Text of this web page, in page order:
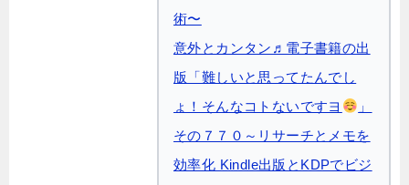
術〜
意外とカンタン♬電子書籍の出
版「難しいと思ってたんでし
ょ！そんなコトないですヨ
」
その７７０～リサーチとメモを
効率化 Kindle出版とKDPでビジ